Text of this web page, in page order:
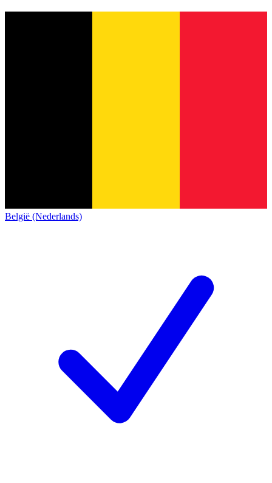
België (Nederlands)